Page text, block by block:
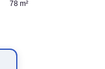
78 m²